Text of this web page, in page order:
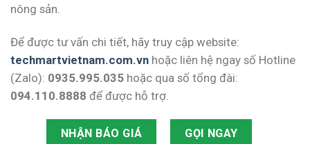
nông sản.
Để được tư vấn chi tiết, hãy truy cập website:
techmartvietnam.com.vn hoặc liên hệ ngay số Hotline
(Zalo): 0935.995.035 hoặc qua số tổng đài:
094.110.8888 để được hỗ trợ.
NHẬN BÁO GIÁ GỌI NGAY